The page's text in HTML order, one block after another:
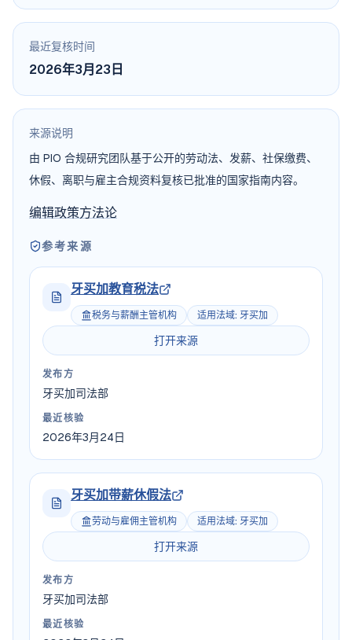
最近复核时间
2026年3月23日
来源说明
由 PIO 合规研究团队基于公开的劳动法、发薪、社保缴费、
休假、离职与雇主合规资料复核已批准的国家指南内容。
编辑政策方法论
参考来源
牙买加教育税法
税务与薪酬主管机构 适用法域: 牙买加
打开来源
发布方
牙买加司法部
最近核验
2026年3月24日
牙买加带薪休假法
劳动与雇佣主管机构 适用法域: 牙买加
打开来源
发布方
牙买加司法部
最近核验